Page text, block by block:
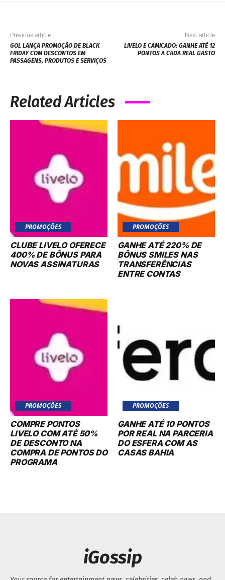
Previous article
GOL LANÇA PROMOÇÃO DE BLACK
FRIDAY COM DESCONTOS EM
PASSAGENS, PRODUTOS E SERVIÇOS
Next article
LIVELO E CAMICADO: GANHE ATÉ 12
PONTOS A CADA REAL GASTO
Related Articles
PROMOÇÕES
CLUBE LIVELO OFERECE
400% DE BÔNUS PARA
NOVAS ASSINATURAS
PROMOÇÕES
GANHE ATÉ 220% DE
BÔNUS SMILES NAS
TRANSFERÊNCIAS
ENTRE CONTAS
PROMOÇÕES
COMPRE PONTOS
LIVELO COM ATÉ 50%
DE DESCONTO NA
COMPRA DE PONTOS DO
PROGRAMA
PROMOÇÕES
GANHE ATÉ 10 PONTOS
POR REAL NA PARCERIA
DO ESFERA COM AS
CASAS BAHIA
iGossip